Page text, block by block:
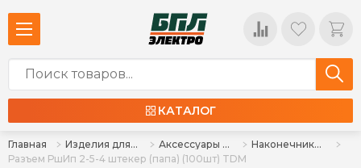
КАТАЛОГ
Главная Изделия для монтажа Аксессуары для монтажа
Наконечники (НКИ, НВИ), разъемы, наконечники-гильзы (Е, НШвН, НШвИ)
Разъем РшИп 2-5-4 штекер (папа) (100шт) TDM